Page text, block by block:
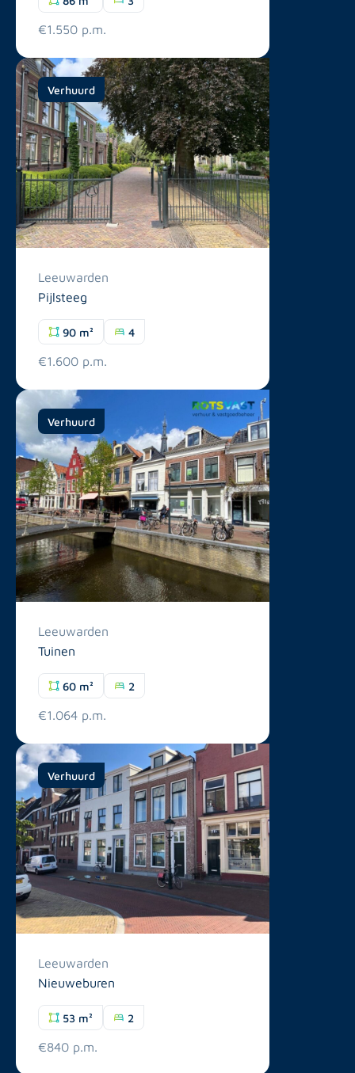
€1.550 p.m.
Verhuurd
Leeuwarden
Pijlsteeg
90 m² 4
€1.600 p.m.
Verhuurd
Leeuwarden
Tuinen
60 m² 2
€1.064 p.m.
Verhuurd
Leeuwarden
Nieuweburen
53 m² 2
€840 p.m.